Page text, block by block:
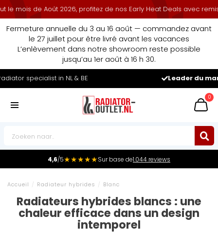
de Août 2026, profitez de nos Early Heat Deals avec remise
Fermeture annuelle du 3 au 16 août — commandez avant
le 27 juillet pour être livré avant les vacances
L’enlèvement dans notre showroom reste possible
jusqu’au 1er août à 16 h 30.
Leader du marché des radiateurs au Benelux
0
4,6/5★★★★★Sur base de1.044 reviews
Accueil / Radiateur hybrides / Blanc
Radiateurs hybrides blancs : une
chaleur efficace dans un design
intemporel